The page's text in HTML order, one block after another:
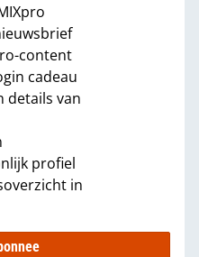
content
cadeau
details van
profiel
in